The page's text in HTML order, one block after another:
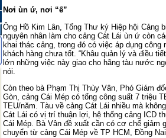
Nơi ùn ứ, nơi “ế”
Ông Hồ Kim Lân, Tổng Thư ký Hiệp hội Cảng
nguyên nhân làm cho cảng Cát Lái ùn ứ còn
khai thác cảng, trong đó có việc áp dụng
khách hàng chưa tốt. “Khâu quản lý và điều
lớn những việc này giao cho hãng tàu nước
nói.
Còn theo bà Phạm Thị Thùy Vân, Phó Giám
Gòn, cảng Cái Mép có tổng công suất 7 triệu
TEU/năm. Tàu về cảng Cát Lái nhiều mà
Cát Lái có vị trí thuận lợi, hệ thống cảng ICD
Cái Mép. Bà Vân đề xuất cần có cơ chế giảm
chuyển từ cảng Cái Mép về TP HCM, Đồng